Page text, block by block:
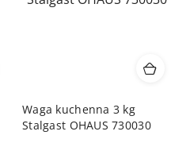
Waga kuchenna 3 kg
Stalgast OHAUS 730030